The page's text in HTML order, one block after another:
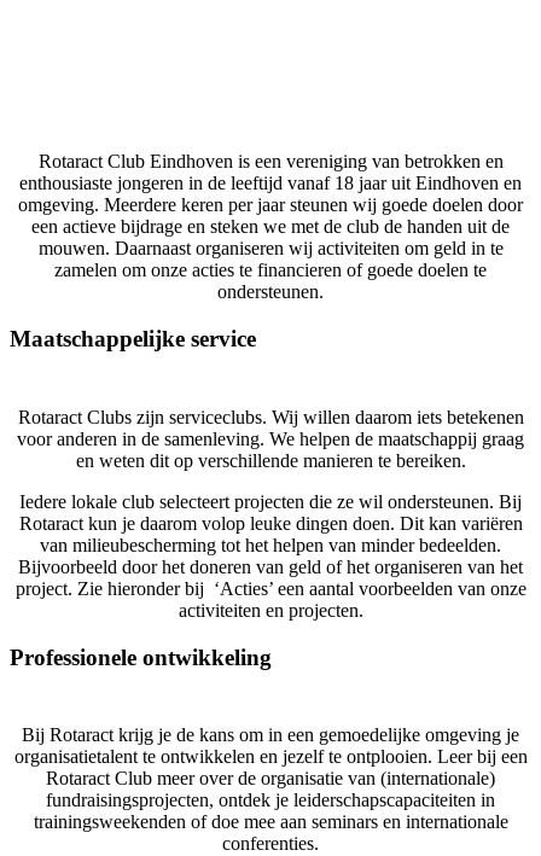
Rotaract Club Eindhoven is een vereniging van betrokken en
enthousiaste jongeren in de leeftijd vanaf 18 jaar uit Eindhoven en
omgeving. Meerdere keren per jaar steunen wij goede doelen door
een actieve bijdrage en steken we met de club de handen uit de
mouwen. Daarnaast organiseren wij activiteiten om geld in te
zamelen om onze acties te financieren of goede doelen te
ondersteunen.
Maatschappelijke service
Rotaract Clubs zijn serviceclubs. Wij willen daarom iets betekenen
voor anderen in de samenleving. We helpen de maatschappij graag
en weten dit op verschillende manieren te bereiken.
Iedere lokale club selecteert projecten die ze wil ondersteunen. Bij
Rotaract kun je daarom volop leuke dingen doen. Dit kan variëren
van milieubescherming tot het helpen van minder bedeelden.
Bijvoorbeeld door het doneren van geld of het organiseren van het
project. Zie hieronder bij ‘Acties’ een aantal voorbeelden van onze
activiteiten en projecten.
Professionele ontwikkeling
Bij Rotaract krijg je de kans om in een gemoedelijke omgeving je
organisatietalent te ontwikkelen en jezelf te ontplooien. Leer bij een
Rotaract Club meer over de organisatie van (internationale)
fundraisingsprojecten, ontdek je leiderschapscapaciteiten in
trainingsweekenden of doe mee aan seminars en internationale
conferenties.